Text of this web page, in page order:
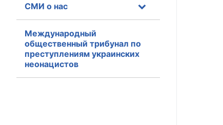
СМИ о нас
Международный
общественный трибунал по
преступлениям украинских
неонацистов